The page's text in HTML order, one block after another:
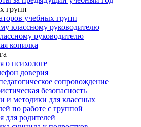
групп
учебных групп
классному руководителю
руководителю
копилка
о психологе
доверия
сопровождение
безопасность
и методики для классных
по работе с группой
для родителей